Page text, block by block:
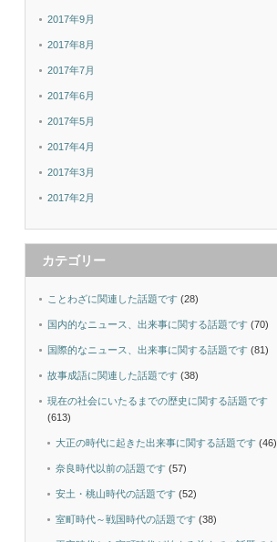
2017年9月
2017年8月
2017年7月
2017年6月
2017年5月
2017年4月
2017年3月
2017年2月
カテゴリー
ことわざに関連した話題です (28)
国内的なニュース、出来事に関する話題です (70)
国際的なニュース、出来事に関する話題です (81)
故事成語に関連した話題です (38)
現在の社会にいたるまでの歴史に関する話題です
(613)
大正の時代に起きた出来事に関する話題です (46)
奈良時代以前の話題です (57)
安土・桃山時代の話題です (52)
室町時代～戦国時代の話題です (38)